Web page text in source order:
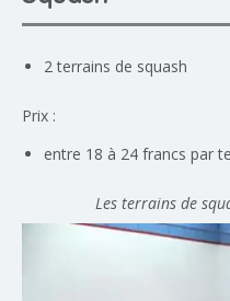
2 terrains de squash
Prix :
entre 18 à 24 francs par
Les terrains de